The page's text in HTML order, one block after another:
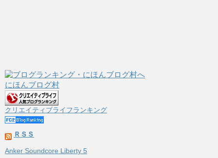
にほんブログ村
クリエイティブライフランキング
ＲＳＳ
Anker Soundcore Liberty 5